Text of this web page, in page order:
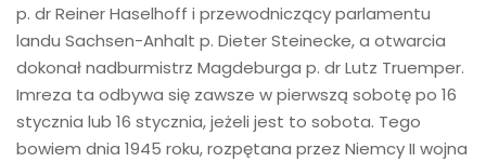
p. dr Reiner Haselhoff i przewodniczący parlamentu
landu Sachsen-Anhalt p. Dieter Steinecke, a otwarcia
dokonał nadburmistrz Magdeburga p. dr Lutz Truemper.
Imreza ta odbywa się zawsze w pierwszą sobotę po 16
stycznia lub 16 stycznia, jeżeli jest to sobota. Tego
bowiem dnia 1945 roku, rozpętana przez Niemcy II wojna